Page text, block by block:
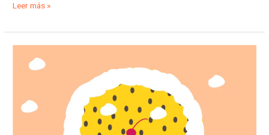
Leer más »
donde
pastel